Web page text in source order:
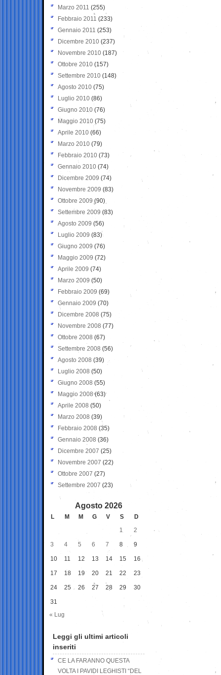
Marzo 2011 (255)
Febbraio 2011 (233)
Gennaio 2011 (253)
Dicembre 2010 (237)
Novembre 2010 (187)
Ottobre 2010 (157)
Settembre 2010 (148)
Agosto 2010 (75)
Luglio 2010 (86)
Giugno 2010 (76)
Maggio 2010 (75)
Aprile 2010 (66)
Marzo 2010 (79)
Febbraio 2010 (73)
Gennaio 2010 (74)
Dicembre 2009 (74)
Novembre 2009 (83)
Ottobre 2009 (90)
Settembre 2009 (83)
Agosto 2009 (56)
Luglio 2009 (83)
Giugno 2009 (76)
Maggio 2009 (72)
Aprile 2009 (74)
Marzo 2009 (50)
Febbraio 2009 (69)
Gennaio 2009 (70)
Dicembre 2008 (75)
Novembre 2008 (77)
Ottobre 2008 (67)
Settembre 2008 (56)
Agosto 2008 (39)
Luglio 2008 (50)
Giugno 2008 (55)
Maggio 2008(63)
Aprile 2008 (50)
Marzo 2008 (39)
Febbraio 2008 (35)
Gennaio 2008 (36)
Dicembre 2007 (25)
Novembre 2007 (22)
Ottobre 2007 (27)
Settembre 2007 (23)
Agosto 2026
L M M G V S
D
1
2
3 4 5 6 7 8 9
10 11 12 13 14 15 16
17 18 19 20 21 22 23
24 25 26 27 28 29 30
31
« Lug
Leggi gli ultimi articoli
inseriti
CE LA FARANNO QUESTA
VOLTA I PAVIDI LEGHISTI “DEL